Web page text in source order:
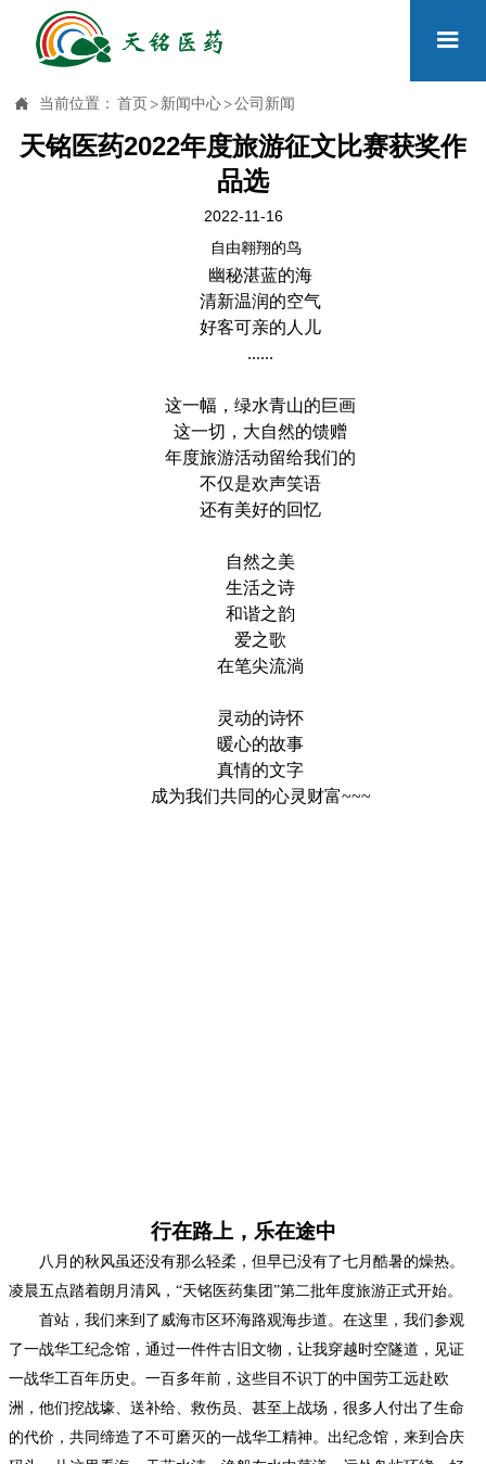

 当前位置： 首页 > 新闻中心 >公司新闻
天铭医药2022年度旅游征文比赛获奖作
品选
2022-11-16
自由翱翔的鸟
幽秘湛蓝的海
清新温润的空气
好客可亲的人儿
......
这一幅，绿水青山的巨画
这一切，大自然的馈赠
年度旅游活动留给我们的
不仅是欢声笑语
还有美好的回忆
自然之美
生活之诗
和谐之韵
爱之歌
在笔尖流淌
灵动的诗怀
暖心的故事
真情的文字
成为我们共同的心灵财富~~~
行在路上，乐在途中
八月的秋风虽还没有那么轻柔，但早已没有了七月酷暑的燥热。
凌晨五点踏着朗月清风， “天铭医药集团”第二批年度旅游正式开始。
首站，我们来到了威海市区环海路观海步道。在这里，我们参观
了一战华工纪念馆，通过一件件古旧文物，让我穿越时空隧道，见证
一战华工百年历史。一百多年前，这些目不识丁的中国劳工远赴欧
洲，他们挖战壕、送补给、救伤员、甚至上战场，很多人付出了生命
的代价，共同缔造了不可磨灭的一战华工精神。出纪念馆，来到合庆